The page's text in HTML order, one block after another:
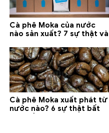
Cà phê Moka của nước
nào sản xuất? 7 sự thật và
Cà phê Moka xuất phát từ
nước nào? 6 sự thật bất